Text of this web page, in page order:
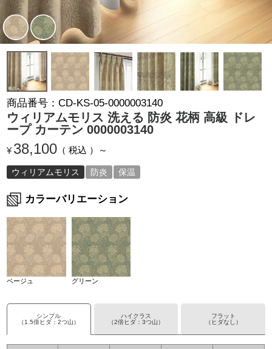
商品番号 CD-KS-05-0000003140
ウィリアムモリス 洗える 防炎 花柄 高級 ドレ
ープ カーテン 0000003140
¥ 38,100 税込
ウィリアムモリス 防炎 保温
カラーバリエーション
ベージュ グリーン
シンプル
（1.5倍ヒダ：2つ山）
ハイクラス
（2倍ヒダ：3つ山）
フラット
（ヒダなし）